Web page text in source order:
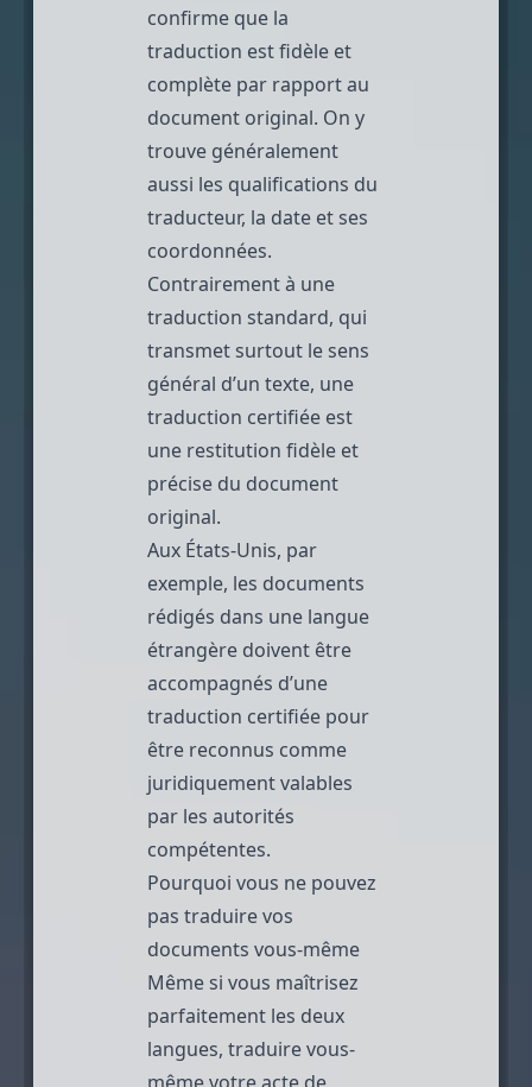
confirme que la
traduction est fidèle et
complète par rapport au
document original. On y
trouve généralement
aussi les qualifications du
traducteur, la date et ses
coordonnées.
Contrairement à une
traduction standard, qui
transmet surtout le sens
général d’un texte, une
traduction certifiée est
une restitution fidèle et
précise du document
original.
Aux États-Unis, par
exemple, les documents
rédigés dans une langue
étrangère doivent être
accompagnés d’une
traduction certifiée pour
être reconnus comme
juridiquement valables
par les autorités
compétentes.
Pourquoi vous ne pouvez
pas traduire vos
documents vous-même
Même si vous maîtrisez
parfaitement les deux
langues, traduire vous-